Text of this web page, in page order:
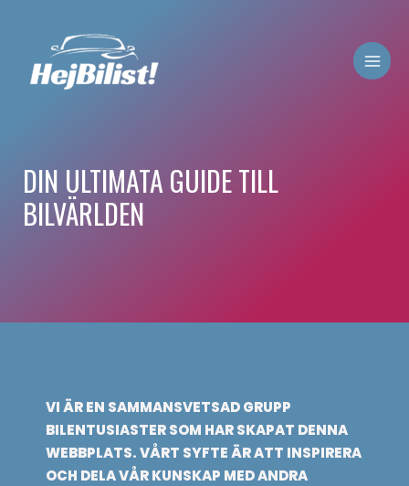
DIN ULTIMATA GUIDE TILL
BILVÄRLDEN
VI ÄR EN SAMMANSVETSAD GRUPP
BILENTUSIASTER SOM HAR SKAPAT DENNA
WEBBPLATS. VÅRT SYFTE ÄR ATT INSPIRERA
OCH DELA VÅR KUNSKAP MED ANDRA